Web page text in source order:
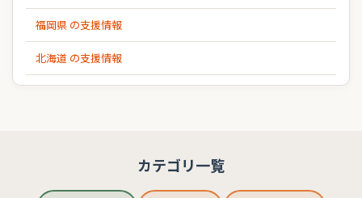
福岡県 の支援情報
北海道 の支援情報
カテゴリ一覧